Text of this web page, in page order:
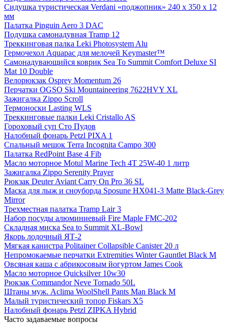
Сидушка туристическая Verdani «поджопник» 240 x 350 х 12
мм
Палатка Pinguin Aero 3 DAC
Подушка самонадувная Tramp 12
Треккинговая палка Leki Photosystem Alu
Гермочехол Aquapac для мелочей Keymaster™
Самонадувающийся коврик Sea To Summit Comfort Deluxe SI
Mat 10 Double
Велорюкзак Osprey Momentum 26
Перчатки OGSO Ski Mountaineering 7622HVY XL
Зажигалка Zippo Scroll
Термоноски Lasting WLS
Треккинговые палки Leki Cristallo AS
Гороховый суп Сто Пудов
Налобный фонарь Petzl PIXA 1
Спальный мешок Terra Incognita Campo 300
Палатка RedPoint Base 4 Fib
Масло моторное Motul Marine Tech 4T 25W-40 1 литр
Зажигалка Zippo Serenity Prayer
Рюкзак Deuter Aviant Carry On Pro 36 SL
Маска для лыж и сноуборда Sposune HX041-3 Matte Black-Grey
Mirror
Трехместная палатка Tramp Lair 3
Набор посуды алюминиевый Fire Maple FMC-202
Складная миска Sea to Summit XL-Bowl
Якорь лодочный ЯТ-2
Мягкая канистра Politainer Collapsible Canister 20 л
Непромокаемые перчатки Extremities Winter Gauntlet Black M
Овсяная каша с абрикосовым йогуртом James Cook
Масло моторное Quicksilver 10w30
Рюкзак Commandor Neve Tornado 50L
Штаны муж. Aclima WoolShell Pants Man Black M
Малый туристический топор Fiskars X5
Налобный фонарь Petzl ZIPKA Hybrid
Часто задаваемые вопросы